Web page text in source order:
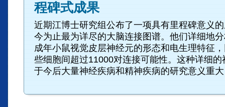
程碑式成果
近期江博士研究组公布了一项具有里程碑意义
今为止最为详尽的大脑连接图谱。他们详细地
成年小鼠视觉皮层神经元的形态和电生理特征
些细胞间超过11000对连接可能性。这种详细
于今后大量神经疾病和精神疾病的研究意义